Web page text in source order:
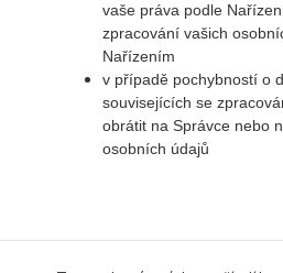
vaše práva podle
zpracování vašich
Nařízením
v případě pochybností o
souvisejících se
obrátit na Správce nebo
osobních údajů